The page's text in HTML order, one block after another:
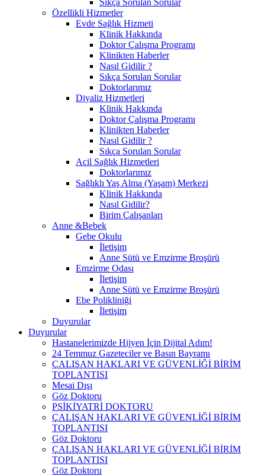
Özellikli Hizmetler
Evde Sağlık Hizmeti
Klinik Hakkında
Doktor Çalışma Programı
Klinikten Haberler
Nasıl Gidilir ?
Sıkça Sorulan Sorular
Doktorlarımız
Diyaliz Hizmetleri
Klinik Hakkında
Doktor Çalışma Programı
Klinikten Haberler
Nasıl Gidilir ?
Sıkça Sorulan Sorular
Acil Sağlık Hizmetleri
Doktorlarımız
Sağlıklı Yaş Alma (Yaşam) Merkezi
Klinik Hakkında
Nasıl Gidilir?
Birim Çalışanları
Anne &Bebek
Gebe Okulu
İletişim
Anne Sütü ve Emzirme Broşürü
Emzirme Odası
İletişim
Anne Sütü ve Emzirme Broşürü
Ebe Polikliniği
İletişim
Duyurular
Duyurular
Hastanelerimizde Hijyen İçin Dijital Adım!
24 Temmuz Gazeteciler ve Basın Bayramı
ÇALIŞAN HAKLARI VE GÜVENLİĞİ BİRİM
TOPLANTISI
Mesai Dışı
Göz Doktoru
PSİKİYATRİ DOKTORU
ÇALIŞAN HAKLARI VE GÜVENLİĞİ BİRİM
TOPLANTISI
Göz Doktoru
ÇALIŞAN HAKLARI VE GÜVENLİĞİ BİRİM
TOPLANTISI
Göz Doktoru